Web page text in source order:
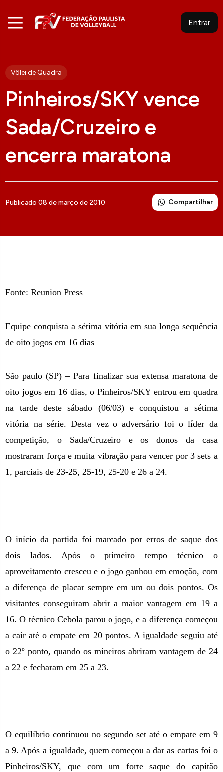
Entrar
Vôlei de Quadra
Pinheiros/SKY vence
Sada/Cruzeiro e
encerra maratona
Publicado 08 de março de 2010 Compartilhar
Fonte: Reunion Press
Equipe conquista a sétima vitória em sua longa sequência
de oito jogos em 16 dias
São paulo (SP) – Para finalizar sua extensa maratona de
oito jogos em 16 dias, o Pinheiros/SKY entrou em quadra
na tarde deste sábado (06/03) e conquistou a sétima
vitória na série. Desta vez o adversário foi o líder da
competição, o Sada/Cruzeiro e os donos da casa
mostraram força e muita vibração para vencer por 3 sets a
1, parciais de 23-25, 25-19, 25-20 e 26 a 24.
O início da partida foi marcado por erros de saque dos
dois lados. Após o primeiro tempo técnico o
aproveitamento cresceu e o jogo ganhou em emoção, com
a diferença de placar sempre em um ou dois pontos. Os
visitantes conseguiram abrir a maior vantagem em 19 a
16. O técnico Cebola parou o jogo, e a diferença começou
a cair até o empate em 20 pontos. A igualdade seguiu até
o 22º ponto, quando os mineiros abriram vantagem de 24
a 22 e fecharam em 25 a 23.
O equilíbrio continuou no segundo set até o empate em 9
a 9. Após a igualdade, quem começou a dar as cartas foi o
Pinheiros/SKY, que com um forte saque do capitão